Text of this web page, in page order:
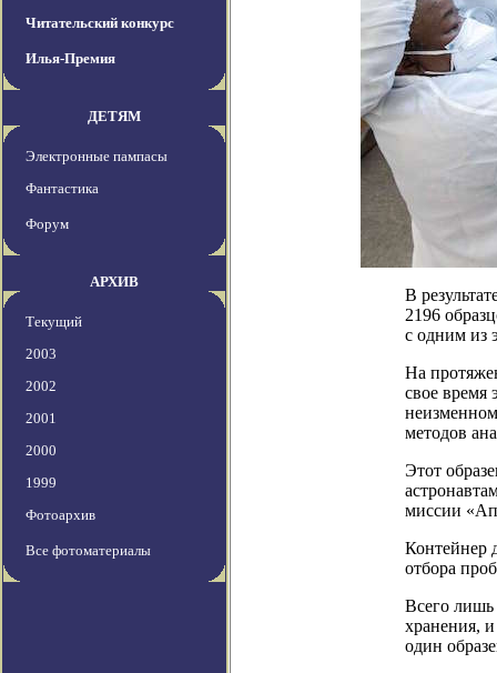
Читательский конкурс
Илья-Премия
ДЕТЯМ
Электронные пампасы
Фантастика
Форум
АРХИВ
Текущий
2003
2002
2001
2000
1999
Фотоархив
Все фотоматериалы
В
2196
с одним из
На
свое время
методов
Этот
миссии
Контейнер
отбора
Всего лишь
хранения,
один